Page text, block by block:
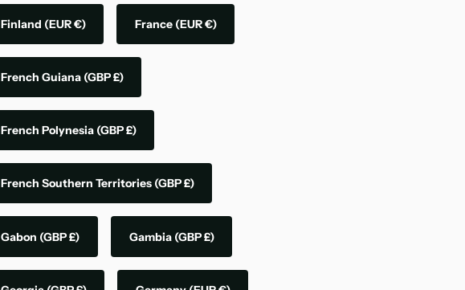
Finland (EUR €) France (EUR €)
French Guiana (GBP £)
French Polynesia (GBP £)
French Southern Territories (GBP £)
Gabon (GBP £) Gambia (GBP £)